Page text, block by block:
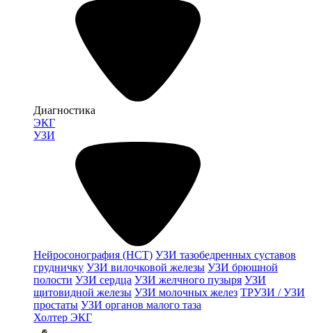
Диагностика
ЭКГ
УЗИ
Нейросонография (НСТ) УЗИ тазобедренных суставов
грудничку УЗИ вилочковой железы УЗИ брюшной
полости УЗИ сердца УЗИ желчного пузыря УЗИ
щитовидной железы УЗИ молочных желез ТРУЗИ / УЗИ
простаты УЗИ органов малого таза
Холтер ЭКГ